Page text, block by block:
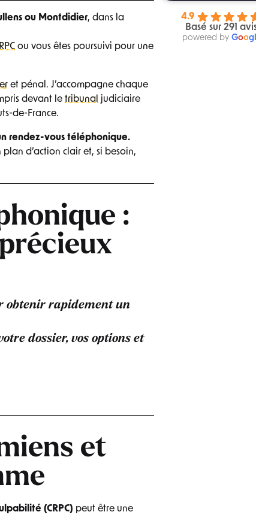
ou Montdidier, dans la
ou vous êtes poursuivi pour une
et pénal. J’accompagne chaque
devant le tribunal judiciaire
de-France.
rendez-vous téléphonique.
d’action clair et, si besoin,
:
obtenir rapidement un
dossier, vos options et
et
(CRPC) peut être une
4.9
Basé sur 291
powered by Googl